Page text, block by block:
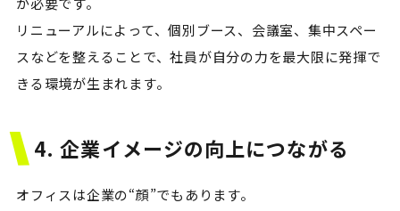
リニューアルによって、個別ブース、会議室、集中スペー
スなどを整えることで、社員が自分の力を最大限に発揮で
きる環境が生まれます。
4. 企業イメージの向上につながる
オフィスは企業の“顔”でもあります。